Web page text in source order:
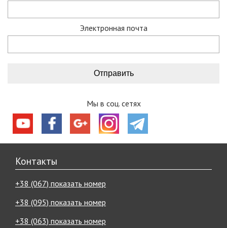
Электронная почта
Мы в соц. сетях
Контакты
+38 (067) показать номер
+38 (095) показать номер
+38 (063) показать номер